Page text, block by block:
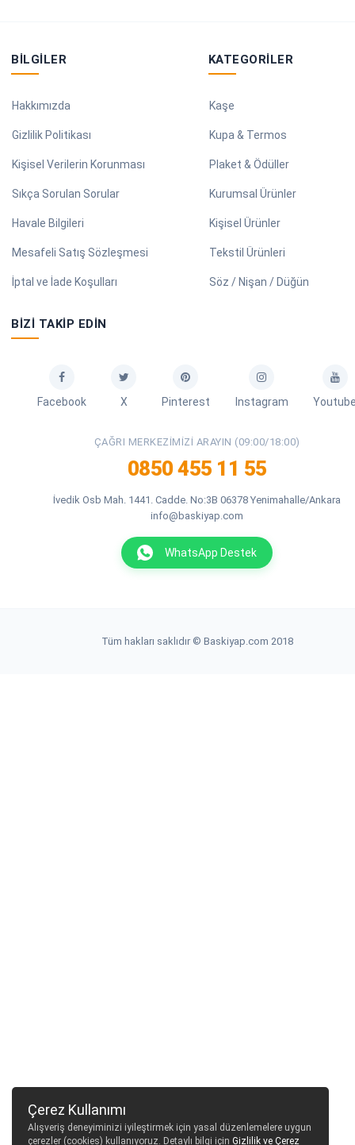
BILGILER
Hakkımızda
Gizlilik Politikası
Kişisel Verilerin Korunması
Sıkça Sorulan Sorular
Havale Bilgileri
Mesafeli Satış Sözleşmesi
İptal ve İade Koşulları
KATEGORILER
Kaşe
Kupa & Termos
Plaket & Ödüller
Kurumsal Ürünler
Kişisel Ürünler
Tekstil Ürünleri
Söz / Nişan / Düğün
BIZI TAKIP EDIN
Facebook X Pinterest Instagram
ÇAĞRI MERKEZIMIZI ARAYIN (09:00/18:00)
0850 455 11 55
İvedik Osb Mah. 1441. Cadde. No:3B 06378 Yenimahalle/Ankara
info@baskiyap.com
WhatsApp Destek
Tüm hakları saklıdır © Baskiyap.com 2018
Çerez Kullanımı
Alışveriş deneyiminizi iyileştirmek için yasal düzenlemelere uygun
çerezler (cookies) kullanıyoruz. Detaylı bilgi için Gizlilik ve Çerez